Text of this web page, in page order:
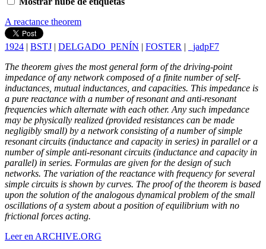
A reactance theorem
1924 | BSTJ | DELGADO_PENÍN | FOSTER |
_jadpF7
The theorem gives the most general form of the driving-point
impedance of any network composed of a finite number of self-
inductances, mutual inductances, and capacities. This impedance is
a pure reactance with a number of resonant and anti-resonant
frequencies which alternate with each other. Any such impedance
may be physically realized (provided resistances can be made
negligibly small) by a network consisting of a number of simple
resonant circuits (inductance and capacity in series) in parallel or a
number of simple anti-resonant circuits (inductance and capacity in
parallel) in series. Formulas are given for the design of such
networks. The variation of the reactance with frequency for several
simple circuits is shown by curves. The proof of the theorem is based
upon the solution of the analogous dynamical problem of the small
oscillations of a system about a position of equilibrium with no
frictional forces acting.
Leer en ARCHIVE.ORG